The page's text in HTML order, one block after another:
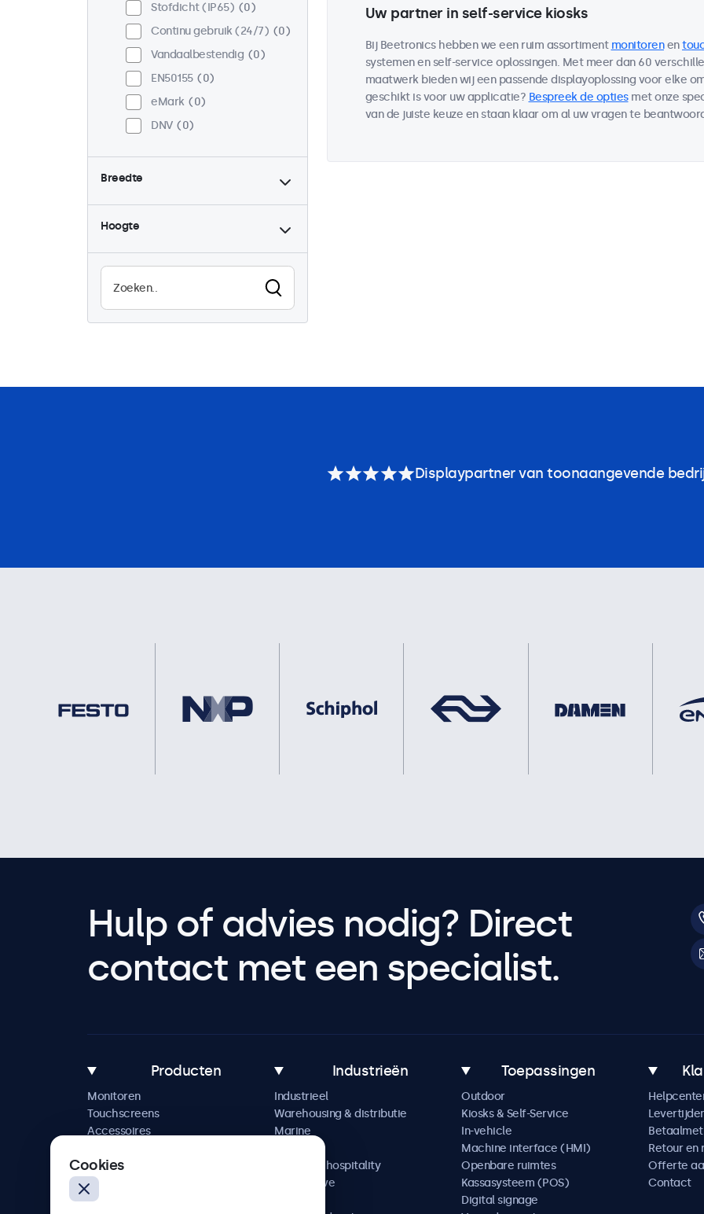
Stofdicht (IP65)
0
Continu gebruik (24/7)
0
Vandaalbestendig
0
EN50155
0
eMark
0
DNV
0
Breedte
Hoogte
Uw partner in self-service kiosks
Bij Beetronics hebben we een ruim assortiment monitorenen
systemen en self-service oplossingen. Met meer dan 60
maatwerk bieden wij een passende displayoplossing voor elke
geschikt is voor uw applicatie? Bespreek de optiesmet onze
van de juiste keuze en staan klaar om al uw vragen te
Displaypartner van toonaangevende
Hulp of advies nodig? Direct
contact met een specialist.
Producten
Monitoren
Touchscreens
Accessoires
Industrieën
Industrieel
Warehousing & distributie
Marine
Horeca & hospitality
Automotive
Toepassingen
Outdoor
Kiosks & Self-Service
In-vehicle
Machine interface (HMI)
Openbare ruimtes
Kassasysteem (POS)
Digital signage
Retour en
Offerte
Contact
Cookies